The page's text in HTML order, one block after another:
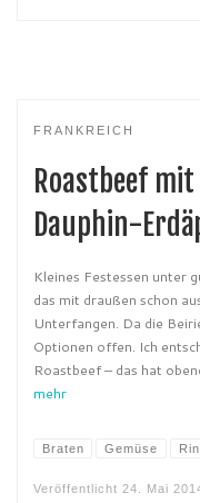
FRANKREICH
Roastbeef
Dauphin-
Kleines Festessen unter
das mit draußen schon
Unterfangen. Da die
Optionen offen. Ich
Roastbeef – das hat
mehr
Braten Gemüse
Veröffentlicht 24. Mai